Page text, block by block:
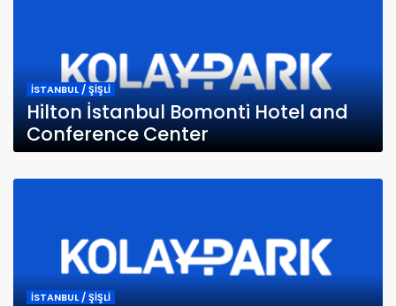
İSTANBUL / ŞİŞLİ
Hilton İstanbul Bomonti Hotel and
Conference Center
İSTANBUL / ŞİŞLİ